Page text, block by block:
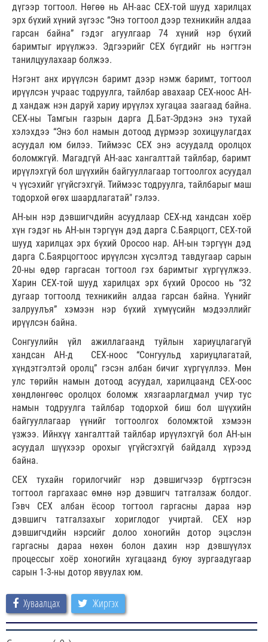
дүгээр тогтоол. Нөгөө нь АН-аас СЕХ-той шууд харилцах
эрх бүхий хүний зүгээс “Энэ тогтоол дээр техникийн алдаа
гарсан байна” гэдэг агуулгаар 74 хүний нэр бүхий
баримтыг ирүүлжээ. Эдгээрийг СЕХ бүгдийг нь нэгтгэн
танилцуулахаар болжээ.
Нэгэнт анх ирүүлсэн баримт дээр нэмж баримт, тогтоол
ирүүлсэн учраас тодруулга, тайлбар авахаар СЕХ-ноос АН-
д хандаж нэн даруй хариу ирүүлэх хугацаа заагаад байна.
СЕХ-ны Тамгын газрын дарга Д.Бат-Эрдэнэ энэ тухай
хэлэхдээ “Энэ бол намын дотоод дүрмээр зохицуулагдах
асуудал юм билээ. Тиймээс СЕХ энэ асуудалд оролцох
боломжгүй. Магадгүй АН-аас хангалттай тайлбар, баримт
ирүүлэхгүй бол шүүхийн байгууллагаар тогтоолгох асуудал
ч үүсэхийг үгүйсгэхгүй. Тиймээс тодруулга, тайлбарыг маш
тодорхой өгөх шаардлагатай" гэлээ.
АН-ын нэр дэвшигчдийн асуудлаар СЕХ-нд хандсан хоёр
хүн гэдэг нь АН-ын тэргүүн дэд дарга С.Баярцогт, СЕХ-той
шууд харилцах эрх бүхий Оросоо нар. АН-ын тэргүүн дэд
дарга С.Баярцогтоос ирүүлсэн хүсэлтэд тавдугаар сарын
20-ны өдөр гаргасан тогтоол гэх баримтыг хүргүүлжээ.
Харин СЕХ-той шууд харилцах эрх бүхий Оросоо нь “32
дугаар тогтоолд техникийн алдаа гарсан байна. Үүнийг
залруулъя” хэмээн нэр бүхий хүмүүсийн мэдээллийг
ирүүлсэн байна.
Сонгуулийн үйл ажиллагаанд туйлын хариуцлагагүй
хандсан АН-д СЕХ-ноос “Сонгуульд хариуцлагатай,
хүндэтгэлтэй оролц” гэсэн албан бичиг хүргүүллээ. Мөн
улс төрийн намын дотоод асуудал, харилцаанд СЕХ-оос
хөндлөнгөөс оролцох боломж хязгаарлагдмал учир тус
намын тодруулга тайлбар тодорхой биш бол шүүхийн
байгууллагаар үүнийг тогтоолгох боломжтой хэмээн
үзжээ. Ийнхүү хангалттай тайлбар ирүүлэхгүй бол АН-ын
асуудал шүүхээр орохыг үгүйсгэхгүй байдалд хүрээд
байна.
СЕХ тухайн горилогчийг нэр дэвшигчээр бүртгэсэн
тогтоол гаргахаас өмнө нэр дэвшигч татгалзаж болдог.
Гэвч СЕХ албан ёсоор тогтоол гаргасны дараа нэр
дэвшигч татгалзахыг хориглодог учиртай. СЕХ нэр
дэвшигчдийн нэрсийг долоо хоногийн дотор эцэслэн
гаргасны дараа нөхөн болон дахин нэр дэвшүүлэх
процессыг хоёр хоногийн хугацаанд буюу зургаадугаар
сарын 1-3-ны дотор явуулах юм.
Хуваалцах Жиргэх